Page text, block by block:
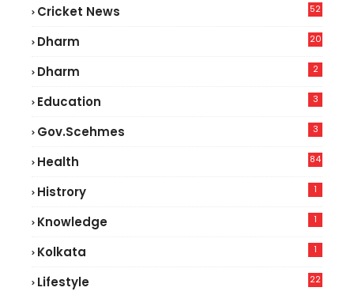
Cricket News
52
Dharm 20
Dharm 2
Education 3
Gov.scehmes 3
Health
84
Histrory 1
Knowledge 1
Kolkata 1
Lifestyle
22